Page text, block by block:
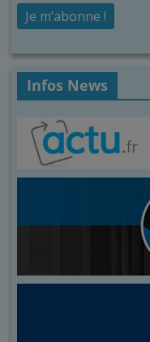
Infos News